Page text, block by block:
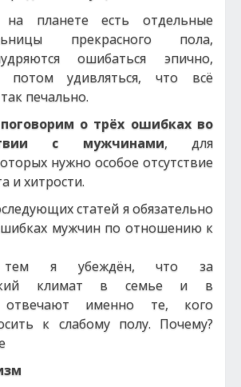
планете есть отдельные
прекрасного пола,
ошибаться эпично,
потом удивляться, что всё
печально.
о трёх ошибках во
с мужчинами, для
нужно особое отсутствие
и хитрости.
статей я обязательно
мужчин по отношению к
я убеждён, что за
климат в семье и в
отвечают именно те, кого
к слабому полу. Почему?